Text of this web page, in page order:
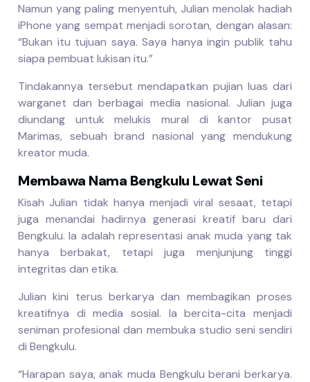
Namun yang paling menyentuh, Julian menolak hadiah
iPhone yang sempat menjadi sorotan, dengan alasan:
“Bukan itu tujuan saya. Saya hanya ingin publik tahu
siapa pembuat lukisan itu.”
Tindakannya tersebut mendapatkan pujian luas dari
warganet dan berbagai media nasional. Julian juga
diundang untuk melukis mural di kantor pusat
Marimas, sebuah brand nasional yang mendukung
kreator muda.
Membawa Nama Bengkulu Lewat Seni
Kisah Julian tidak hanya menjadi viral sesaat, tetapi
juga menandai hadirnya generasi kreatif baru dari
Bengkulu. Ia adalah representasi anak muda yang tak
hanya berbakat, tetapi juga menjunjung tinggi
integritas dan etika.
Julian kini terus berkarya dan membagikan proses
kreatifnya di media sosial. Ia bercita-cita menjadi
seniman profesional dan membuka studio seni sendiri
di Bengkulu.
“Harapan saya, anak muda Bengkulu berani berkarya.